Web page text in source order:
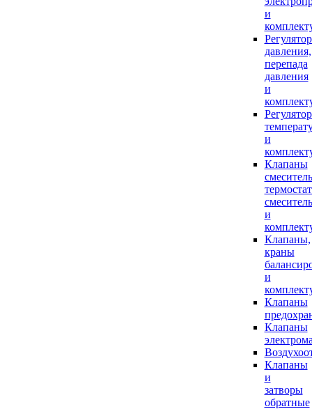
и
давления,
перепада
давления
и
и
Клапаны
и
Клапаны,
краны
и
Клапаны
Клапаны
Клапаны
и
затворы
обратные